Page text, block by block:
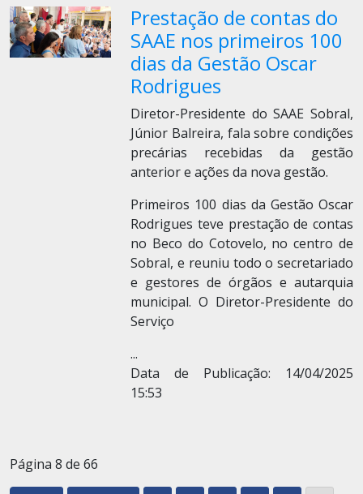
Prestação de contas do
SAAE nos primeiros 100
dias da Gestão Oscar
Rodrigues
Diretor-Presidente do SAAE Sobral,
Júnior Balreira, fala sobre condições
precárias recebidas da gestão
anterior e ações da nova gestão.
Primeiros 100 dias da Gestão Oscar
Rodrigues teve prestação de contas
no Beco do Cotovelo, no centro de
Sobral, e reuniu todo o secretariado
e gestores de órgãos e autarquia
municipal. O Diretor-Presidente do
Serviço
...
Data de Publicação: 14/04/2025
15:53
Página 8 de 66